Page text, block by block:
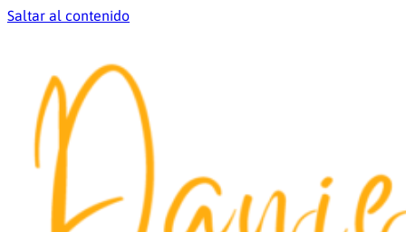
Saltar al contenido